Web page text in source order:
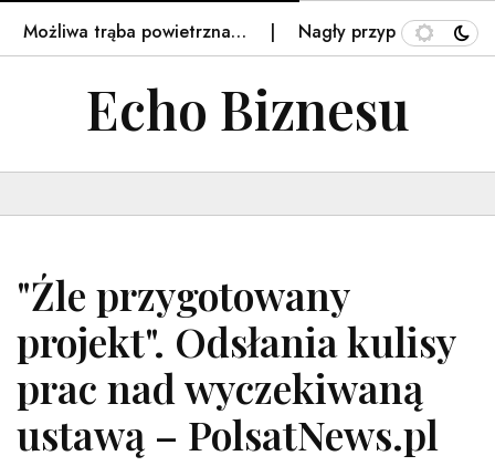
trąba powietrzna… Nagły przypływ turystów
Echo Biznesu
"Źle przygotowany
projekt". Odsłania kulisy
prac nad wyczekiwaną
ustawą – PolsatNews.pl